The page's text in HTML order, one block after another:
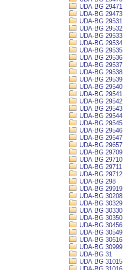
UDA-BG 29471
UDA-BG 29473
UDA-BG 29531
UDA-BG 29532
UDA-BG 29533
UDA-BG 29534
UDA-BG 29535
UDA-BG 29536
UDA-BG 29537
UDA-BG 29538
UDA-BG 29539
UDA-BG 29540
UDA-BG 29541
UDA-BG 29542
UDA-BG 29543
UDA-BG 29544
UDA-BG 29545
UDA-BG 29546
UDA-BG 29547
UDA-BG 29657
UDA-BG 29709
UDA-BG 29710
UDA-BG 29711
UDA-BG 29712
UDA-BG 298
UDA-BG 29919
UDA-BG 30208
UDA-BG 30329
UDA-BG 30330
UDA-BG 30350
UDA-BG 30456
UDA-BG 30549
UDA-BG 30616
UDA-BG 30999
UDA-BG 31
UDA-BG 31015